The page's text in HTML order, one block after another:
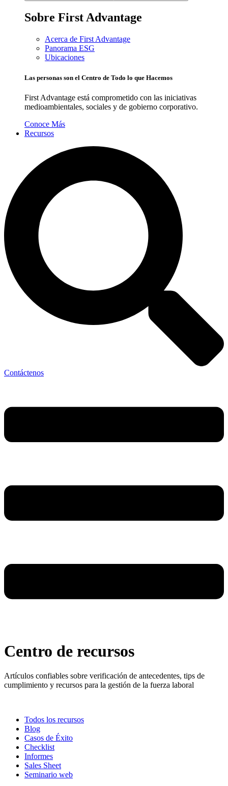
Sobre First Advantage
Acerca de First Advantage
Panorama ESG
Ubicaciones
Las personas son el Centro de Todo lo que Hacemos​
First Advantage está comprometido con las iniciativas
medioambientales, sociales y de gobierno corporativo.
Conoce Más
Recursos
Contáctenos
Centro de recursos
Artículos confiables sobre verificación de antecedentes, tips de
cumplimiento y recursos para la gestión de la fuerza laboral
Todos los recursos
Blog
Casos de Éxito
Checklist
Informes
Sales Sheet
Seminario web